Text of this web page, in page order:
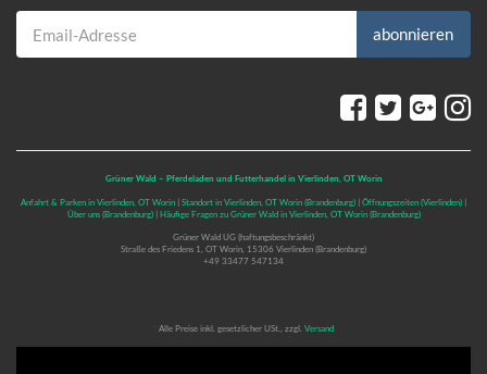
Email-Adresse
abonnieren
Grüner Wald – Pferdeladen und Futterhandel in Vierlinden, OT Worin
Anfahrt & Parken in Vierlinden, OT Worin | Standort in Vierlinden, OT Worin (Brandenburg) | Öffnungszeiten (Vierlinden) |
Über uns (Brandenburg) | Häufige Fragen zu Grüner Wald in Vierlinden, OT Worin (Brandenburg)
Grüner Wald UG (haftungsbeschränkt)
Straße des Friedens 1, OT Worin, 15306 Vierlinden (Brandenburg)
+49 33477 547134
Alle Preise inkl. gesetzlicher USt., zzgl. Versand